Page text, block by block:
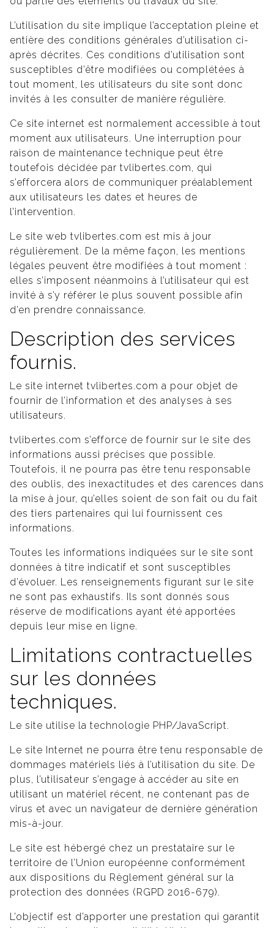
L’utilisation du site implique l’acceptation pleine et
entière des conditions générales d’utilisation ci-
après décrites. Ces conditions d’utilisation sont
susceptibles d’être modifiées ou complétées à
tout moment, les utilisateurs du site sont donc
invités à les consulter de manière régulière.
Ce site internet est normalement accessible à tout
moment aux utilisateurs. Une interruption pour
raison de maintenance technique peut être
toutefois décidée par tvlibertes.com, qui
s’efforcera alors de communiquer préalablement
aux utilisateurs les dates et heures de
l’intervention.
Le site web tvlibertes.com est mis à jour
régulièrement. De la même façon, les mentions
légales peuvent être modifiées à tout moment :
elles s’imposent néanmoins à l’utilisateur qui est
invité à s’y référer le plus souvent possible afin
d’en prendre connaissance.
Description des services
fournis.
Le site internet tvlibertes.com a pour objet de
fournir de l’information et des analyses à ses
utilisateurs.
tvlibertes.com s’efforce de fournir sur le site des
informations aussi précises que possible.
Toutefois, il ne pourra pas être tenu responsable
des oublis, des inexactitudes et des carences dans
la mise à jour, qu’elles soient de son fait ou du fait
des tiers partenaires qui lui fournissent ces
informations.
Toutes les informations indiquées sur le site sont
données à titre indicatif et sont susceptibles
d’évoluer. Les renseignements figurant sur le site
ne sont pas exhaustifs. Ils sont donnés sous
réserve de modifications ayant été apportées
depuis leur mise en ligne.
Limitations contractuelles
sur les données
techniques.
Le site utilise la technologie PHP/JavaScript.
Le site Internet ne pourra être tenu responsable de
dommages matériels liés à l’utilisation du site. De
plus, l’utilisateur s’engage à accéder au site en
utilisant un matériel récent, ne contenant pas de
virus et avec un navigateur de dernière génération
mis-à-jour.
Le site est hébergé chez un prestataire sur le
territoire de l’Union européenne conformément
aux dispositions du Règlement général sur la
protection des données (RGPD 2016-679).
L’objectif est d’apporter une prestation qui garantit